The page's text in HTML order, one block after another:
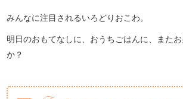
みんなに注目されるいろどりおこわ。
明日のおもてなしに、おうちごはんに、また
か？